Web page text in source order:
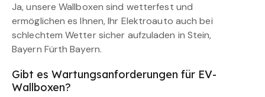
Ja, unsere Wallboxen sind wetterfest und
ermöglichen es Ihnen, Ihr Elektroauto auch bei
schlechtem Wetter sicher aufzuladen in Stein,
Bayern Fürth Bayern.
Gibt es Wartungsanforderungen für EV-
Wallboxen?